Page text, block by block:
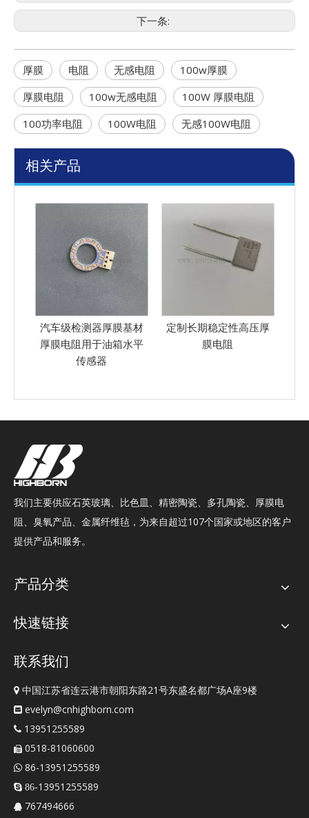
下一条:
厚膜 电阻 无感电阻
100w厚膜
厚膜电阻
100w无感电阻
100W 厚膜电阻
100功率电阻
100W电阻 无感100W电阻
相关产品
定制长期稳定性高压厚
膜电阻
易于安装的高压 120W
厚膜 电阻器
我们主要供应石英玻璃、比色皿、精密陶瓷、多孔陶瓷、厚膜电
阻、臭氧产品、金属纤维毡，为来自超过107个国家或地区的客户
提供产品和服务。
产品分类
快速链接
联系我们
 中国江苏省连云港市朝阳东路21号东盛名都广场A座9楼
 evelyn@cnhighborn.com
 13951255589
 0518-81060600
 86-13951255589
 86-13951255589
 767494666